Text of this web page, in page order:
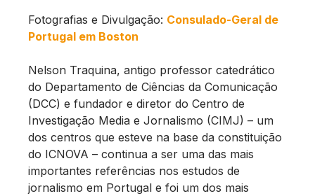
Fotografias e Divulgação: Consulado-Geral de
Portugal em Boston
Nelson Traquina, antigo professor catedrático
do Departamento de Ciências da Comunicação
(DCC) e fundador e diretor do Centro de
Investigação Media e Jornalismo (CIMJ) – um
dos centros que esteve na base da constituição
do ICNOVA – continua a ser uma das mais
importantes referências nos estudos de
jornalismo em Portugal e foi um dos mais